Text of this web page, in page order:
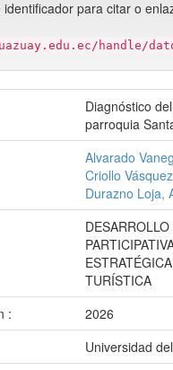
identificador para citar o
handle/
Diagnóstico
parroquia
Alvarado
Criollo
Durazno Loja,
TURÍSTICA
:
2026
Universidad